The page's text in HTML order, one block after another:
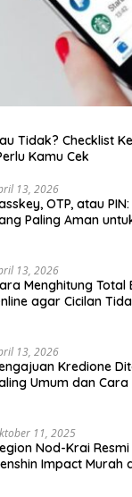
Tidak? Checklist
Kamu Cek
13, 2026
OTP, atau
Paling Aman
13, 2026
Menghitung Total
agar Cicilan
13, 2026
Kredione
Umum dan
11, 2025
Nod-Krai
Impact Murah